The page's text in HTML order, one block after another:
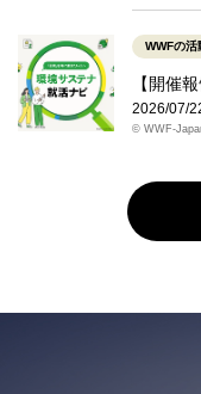
WWFの活
【開催
2026/07/
© WWF-